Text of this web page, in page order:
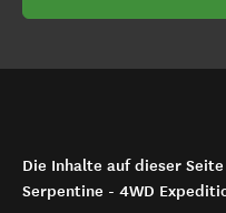
Die Inhalte auf dieser
Serpentine - 4WD